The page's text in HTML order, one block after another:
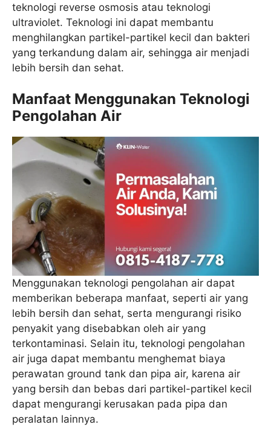
teknologi reverse osmosis atau teknologi
ultraviolet. Teknologi ini dapat membantu
menghilangkan partikel-partikel kecil dan bakteri
yang terkandung dalam air, sehingga air menjadi
lebih bersih dan sehat.
Manfaat Menggunakan Teknologi
Pengolahan Air
Menggunakan teknologi pengolahan air dapat
memberikan beberapa manfaat, seperti air yang
lebih bersih dan sehat, serta mengurangi risiko
penyakit yang disebabkan oleh air yang
terkontaminasi. Selain itu, teknologi pengolahan
air juga dapat membantu menghemat biaya
perawatan ground tank dan pipa air, karena air
yang bersih dan bebas dari partikel-partikel kecil
dapat mengurangi kerusakan pada pipa dan
peralatan lainnya.